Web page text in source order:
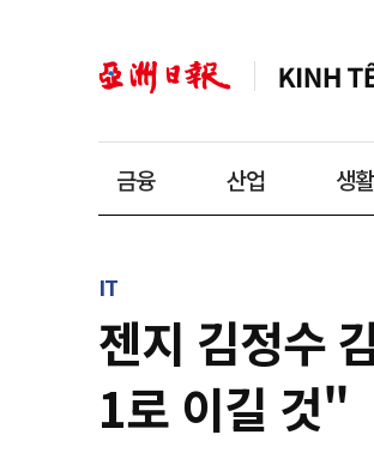
금융 산업 생
IT
젠지 김정수
1로 이길 것"